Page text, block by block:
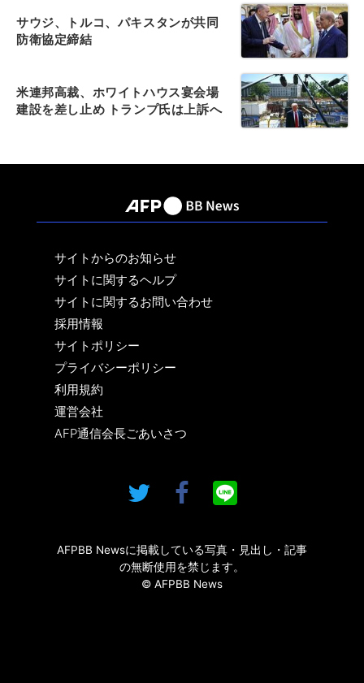
サウジ、トルコ、パキスタンが共同
防衛協定締結
米連邦高裁、ホワイトハウス宴会場
建設を差し止め トランプ氏は上訴へ
サイトからのお知らせ
サイトに関するヘルプ
サイトに関するお問い合わせ
採用情報
サイトポリシー
プライバシーポリシー
利用規約
運営会社
AFP通信会長ごあいさつ
AFPBB Newsに掲載している写真・見出し・記事
の無断使用を禁じます。
© AFPBB News